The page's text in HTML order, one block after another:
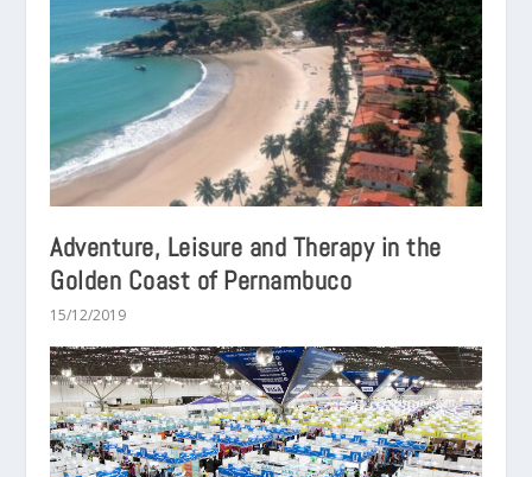
Adventure, Leisure and Therapy in the
Golden Coast of Pernambuco
15/12/2019